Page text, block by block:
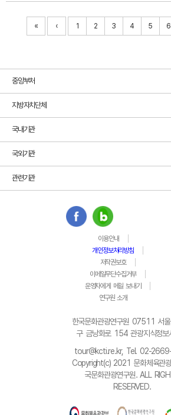
« ‹ 1 2 3 4 5 6
중앙부처
지방자치단체
국내기관
국외기관
관련기관
이용안내
개인정보처리방침
저작권보호
이메일무단수집거부
운영자에게 메일 보내기
연구원 소개
한국문화관광연구원 07511 서
구 금낭화로 154 관광지식정보
tour@kcti.re.kr, Tel. 02-
Copyright(c) 2021 문화체육관
국문화관광연구원. ALL
RESERVED.